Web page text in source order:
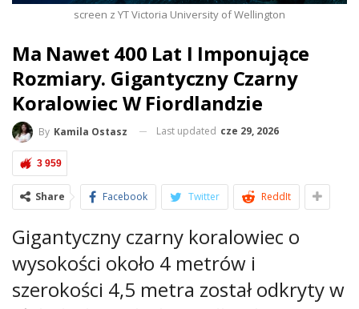
screen z YT Victoria University of Wellington
Ma Nawet 400 Lat I Imponujące
Rozmiary. Gigantyczny Czarny
Koralowiec W Fiordlandzie
By Kamila Ostasz Last updated cze 29, 2026
3 959
Share Facebook Twitter ReddIt
Gigantyczny czarny koralowiec o
wysokości około 4 metrów i
szerokości 4,5 metra został odkryty w